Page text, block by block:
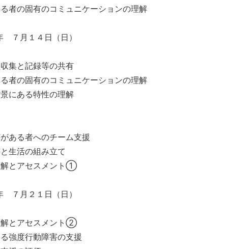
者の固有のコミュニケーションの理解
月１４日（日）
集と記録等の共有
者の固有のコミュニケーションの理解
にある特性の理解
ある者へのチーム支援
生活の組み立て
解とアセスメント①
月２１日（日）
解とアセスメント②
強度行動障害の支援